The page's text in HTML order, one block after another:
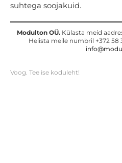
suhtega soojakuid.
Modulton OÜ. Külasta meid
Helista meile numbril +372 58
info@m
Voog. Tee ise koduleht!